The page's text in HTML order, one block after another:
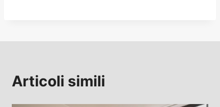
Articoli simili